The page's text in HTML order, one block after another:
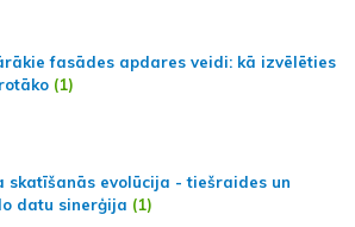
fasādes apdares veidi: kā izvēlēties
(1)
skatīšanās evolūcija - tiešraides un
datu sinerģija (1)